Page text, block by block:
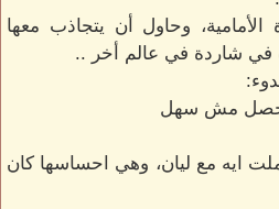
وحاول أن يتجاذب معها
في شاردة في عالم أخر ..
حصل مش سهل
ايه مع ليان، وهي احساسها كان